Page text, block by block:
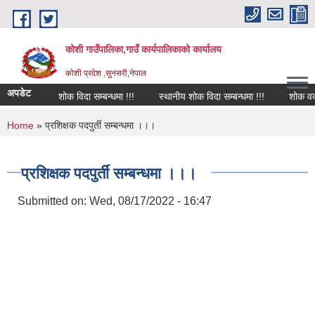
Skip to main content
कोशी गाउँपालिका,गाउँ कार्यपालिकाको कार्यालय
काेशी प्रदेश ,सुनसरी,नेपाल
अपडेट शोक विदा सम्बन्धमा !!! स्थानीय शोक विदा सम्बन्धमा !!! शोक
You are here
Home » प्रशिक्षक पदपुर्ती सम्बन्धमा ।।।
प्रशिक्षक पदपुर्ती सम्बन्धमा ।।।
Submitted on: Wed, 08/17/2022 - 16:47